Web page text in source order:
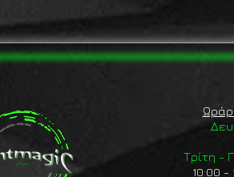
Τρίτη -
10:00 -